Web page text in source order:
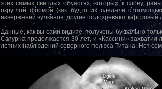
этих самых светлых областях, которых, к слову,
округлой формой (как будто их сделали с
извержений вулканов, другие подозревают
Данные, как вы сами видите, получены буквально
Сатурна продолжается 30 лет, и «Кассини» захватил
летних наблюдений северного полюса Титана. Нет